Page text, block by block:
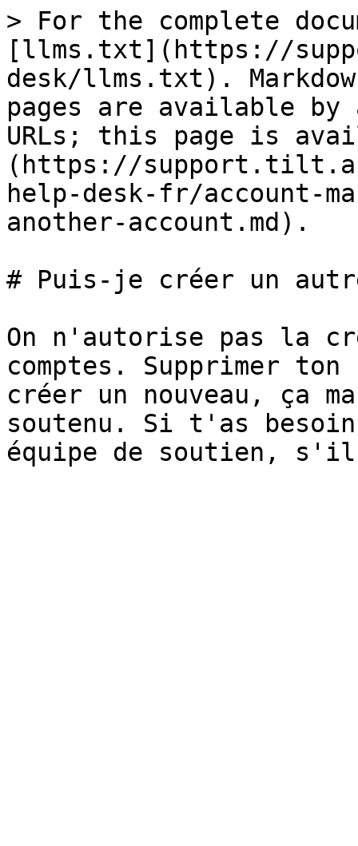
> For the complete
[llms.txt](https://
desk/llms.txt).
pages are available by
URLs; this page is
(https://
help-desk-fr/account-
another-account.md).
# Puis-je créer un
On n'autorise pas la
comptes. Supprimer
créer un nouveau, ça
soutenu. Si t'as